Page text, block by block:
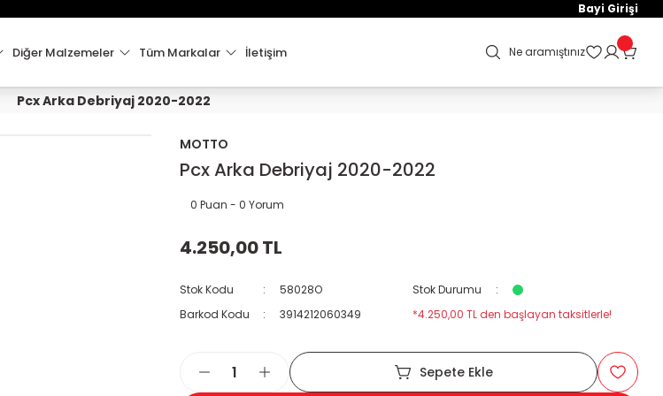
VE ÜZERİ KARGO ÜCRETSİZ !
Bayi Girişi
Diğer Malzemeler Tüm Markalar İletişim Ne aramıştınız
Pcx Arka Debriyaj 2020-2022
MOTTO
Pcx Arka Debriyaj 2020-2022
0 Puan - 0 Yorum
4.250,00 TL
Stok Kodu 58028O
Stok Durumu
Barkod Kodu
3914212060349 *4.250,00 TL den başlayan taksitlerle!
Sepete Ekle